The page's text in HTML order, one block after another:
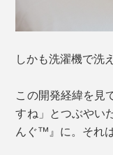
しかも洗濯機で洗
この開発経緯を見
すね」とつぶやい
んぐ™』に。それ